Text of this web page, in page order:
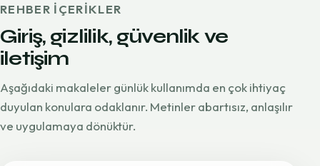
REHBER IÇERIKLER
Giriş, gizlilik, güvenlik ve
iletişim
Aşağıdaki makaleler günlük kullanımda en çok ihtiyaç
duyulan konulara odaklanır. Metinler abartısız, anlaşılır
ve uygulamaya dönüktür.